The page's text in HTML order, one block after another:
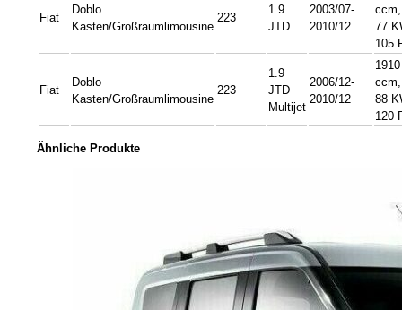
Fiat
Doblo
Kasten/Großraumlimousine
223
1.9
JTD
2003/07-
2010/12
ccm,
77
105
Fiat
Doblo
Kasten/Großraumlimousine
223
1.9
JTD
Multijet
2006/12-
2010/12
1910
ccm,
88
120
Ähnliche Produkte